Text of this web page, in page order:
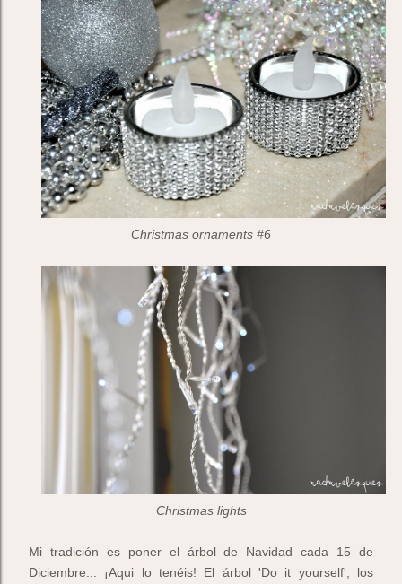
Christmas ornaments #6
Christmas lights
Mi tradición es poner el árbol de Navidad cada 15 de
Diciembre... ¡Aqui lo tenéis! El árbol 'Do it yourself', los